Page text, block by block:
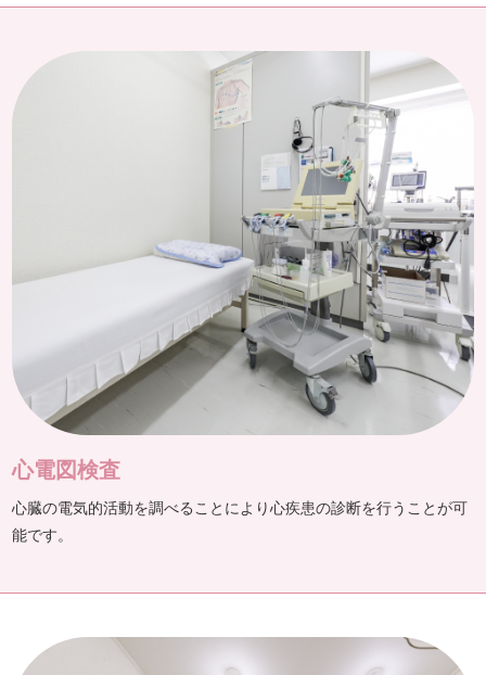
心電図検査
心臓の電気的活動を調べることにより心疾患の診断を行うことが可
能です。